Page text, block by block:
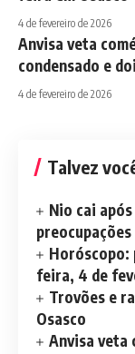
4 de fevereiro de 2026
Anvisa veta
condensado e
4 de fevereiro de 2026
Talvez
Nio cai
preocupações
Horóscopo:
feira, 4 de
Trovões e
Osasco
Anvisa veta